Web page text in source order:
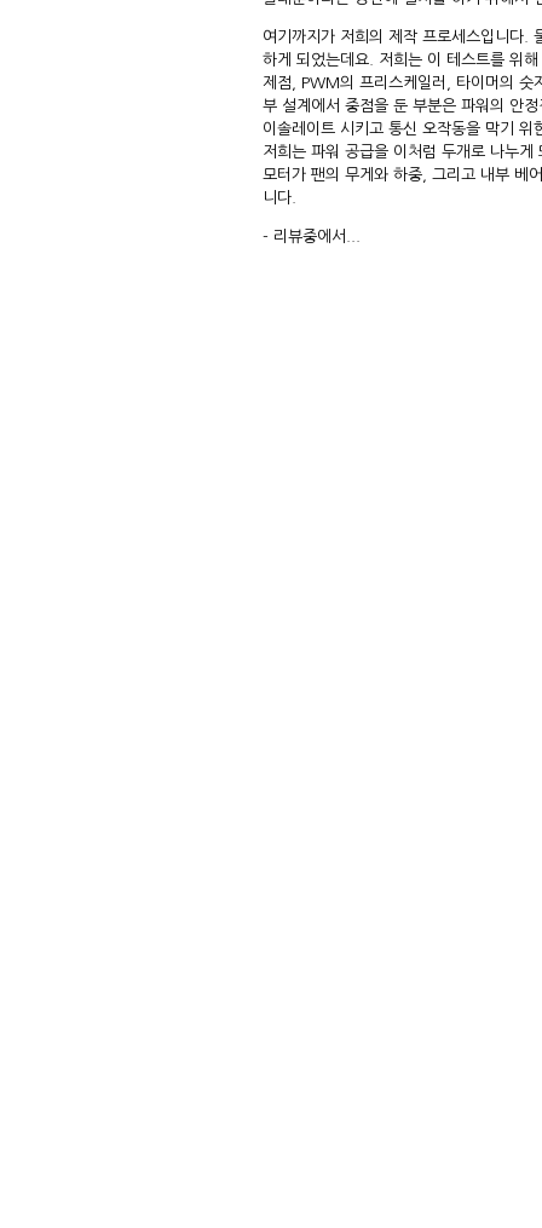
여기까지가 저희의 제작 프로세스입니다.
하게 되었는데요. 저희는 이 테스트를 위
제점, PWM의 프리스케일러, 타이머의 숫
부 설계에서 중점을 둔 부분은 파워의 안
이솔레이트 시키고 통신 오작동을 막기
저희는 파워 공급을 이처럼 두개로 나누
모터가 팬의 무게와 하중, 그리고 내부 베
니다.
- 리뷰중에서...